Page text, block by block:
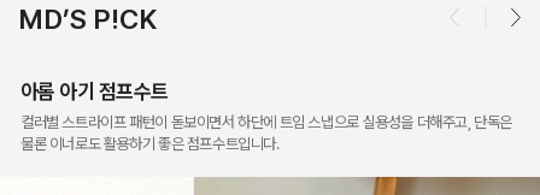
MD’S P!CK
아롬 아기 점프수트
컬러별 스트라이프 패턴이 돋보이면서 하단에 트임 스냅으로 실용성을 더해주고, 단독은
물론 이너로도 활용하기 좋은 점프수트입니다.